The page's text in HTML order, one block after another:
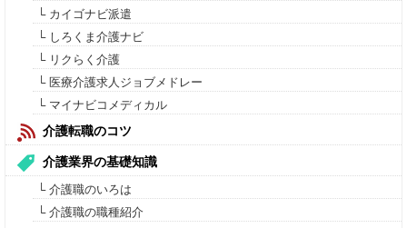
└ カイゴナビ派遣
└ しろくま介護ナビ
└ リクらく介護
└ 医療介護求人ジョブメドレー
└ マイナビコメディカル
介護転職のコツ
介護業界の基礎知識
└ 介護職のいろは
└ 介護職の職種紹介